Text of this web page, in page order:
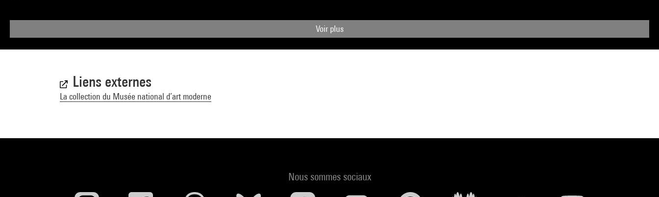
Voir plus
Liens externes
La collection du Musée national d’art moderne
Nous sommes sociaux